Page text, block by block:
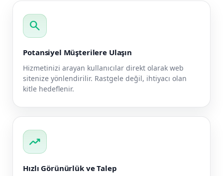
search
Potansiyel Müşterilere Ulaşın
Hizmetinizi arayan kullanıcılar direkt olarak web
sitenize yönlendirilir. Rastgele değil, ihtiyacı olan
kitle hedeflenir.
trending_up
Hızlı Görünürlük ve Talep